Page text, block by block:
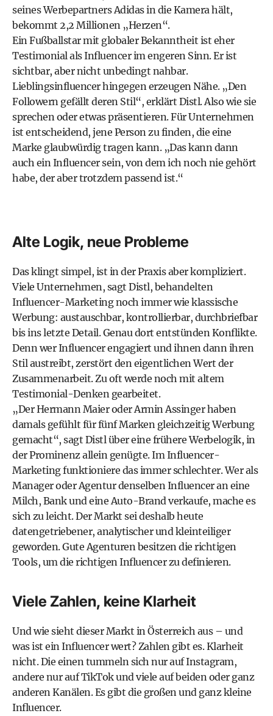
seines Werbepartners Adidas in die Kamera hält,
bekommt 2,2 Millionen „Herzen“.
Ein Fußballstar mit globaler Bekanntheit ist eher
Testimonial als Influencer im engeren Sinn. Er ist
sichtbar, aber nicht unbedingt nahbar.
Lieblingsinfluencer hingegen erzeugen Nähe. „Den
Followern gefällt deren Stil“, erklärt Distl. Also wie sie
sprechen oder etwas präsentieren. Für Unternehmen
ist entscheidend, jene Person zu finden, die eine
Marke glaubwürdig tragen kann. „Das kann dann
auch ein Influencer sein, von dem ich noch nie gehört
habe, der aber trotzdem passend ist.“
Alte Logik, neue Probleme
Das klingt simpel, ist in der Praxis aber kompliziert.
Viele Unternehmen, sagt Distl, behandelten
Influencer-Marketing noch immer wie klassische
Werbung: austauschbar, kontrollierbar, durchbriefbar
bis ins letzte Detail. Genau dort entstünden Konflikte.
Denn wer Influencer engagiert und ihnen dann ihren
Stil austreibt, zerstört den eigentlichen Wert der
Zusammenarbeit. Zu oft werde noch mit altem
Testimonial-Denken gearbeitet.
„Der Hermann Maier oder Armin Assinger haben
damals gefühlt für fünf Marken gleichzeitig Werbung
gemacht“, sagt Distl über eine frühere Werbelogik, in
der Prominenz allein genügte. Im Influencer-
Marketing funktioniere das immer schlechter. Wer als
Manager oder Agentur denselben Influencer an eine
Milch, Bank und eine Auto-Brand verkaufe, mache es
sich zu leicht. Der Markt sei deshalb heute
datengetriebener, analytischer und kleinteiliger
geworden. Gute Agenturen besitzen die richtigen
Tools, um die richtigen Influencer zu definieren.
Viele Zahlen, keine Klarheit
Und wie sieht dieser Markt in Österreich aus – und
was ist ein Influencer wert? Zahlen gibt es. Klarheit
nicht. Die einen tummeln sich nur auf Instagram,
andere nur auf TikTok und viele auf beiden oder ganz
anderen Kanälen. Es gibt die großen und ganz kleine
Influencer.